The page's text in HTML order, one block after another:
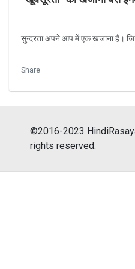
सुन्दरता अपने आप में एक खजाना है।
Share
©2016-2023
rights reserved.